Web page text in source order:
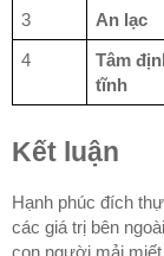
3 An lạc
4
Tâm
tĩnh
Kết luận
Hạnh phúc đích
các giá trị bên